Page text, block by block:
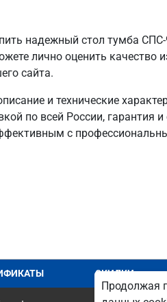
надежный стол тумба
лично оценить качество
сайта.
и технические
по всей России, гарантия
с
СКИДКИ
Продолжая